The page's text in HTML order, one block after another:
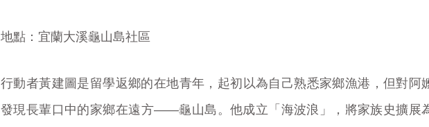
地點：宜蘭大溪龜山島社區
行動者黃建圖是留學返鄉的在地青年，起初以為自己熟悉家鄉漁港，但對阿
發現長輩口中的家鄉在遠方——龜山島。他成立「海波浪」，將家族史擴展